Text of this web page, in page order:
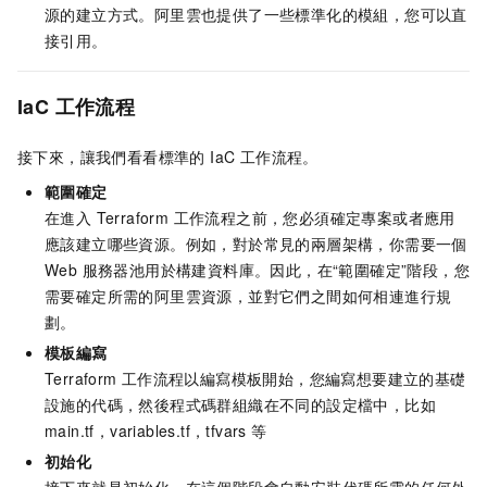
源的建立方式。阿里雲也提供了一些標準化的模組，您可以直
接引用。
IaC 工作流程
接下來，讓我們看看標準的 IaC 工作流程。
範圍確定
在進入 Terraform 工作流程之前，您必須確定專案或者應用
應該建立哪些資源。例如，對於常見的兩層架構，你需要一個
Web 服務器池用於構建資料庫。因此，在“範圍確定”階段，您
需要確定所需的阿里雲資源，並對它們之間如何相連進行規
劃。
模板編寫
Terraform 工作流程以編寫模板開始，您編寫想要建立的基礎
設施的代碼，然後程式碼群組織在不同的設定檔中，比如
main.tf，variables.tf，tfvars 等
初始化